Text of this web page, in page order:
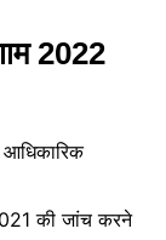
2022
आधिकारिक
की जांच करने